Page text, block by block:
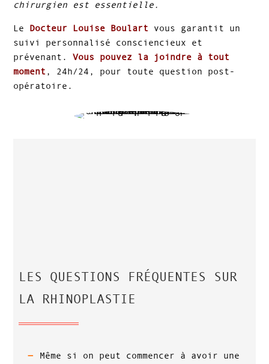
chirurgien est essentielle.
Le Docteur Louise Boulart vous garantit un
suivi personnalisé consciencieux et
prévenant.Vous pouvez la joindre à tout
moment , 24h/24, pour toute question post-
opératoire.
LES QUESTIONS FRÉQUENTES SUR
LA RHINOPLASTIE
Même si on peut commencer à avoir une